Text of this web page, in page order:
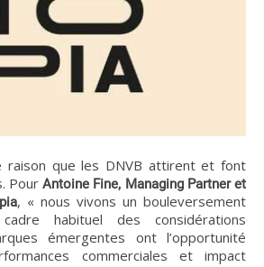
raison que les DNVB attirent et font
Pour Antoine Fine, Managing Partner et
, « nous vivons un bouleversement
habituel des considérations
émergentes ont l’opportunité
commerciales et impact